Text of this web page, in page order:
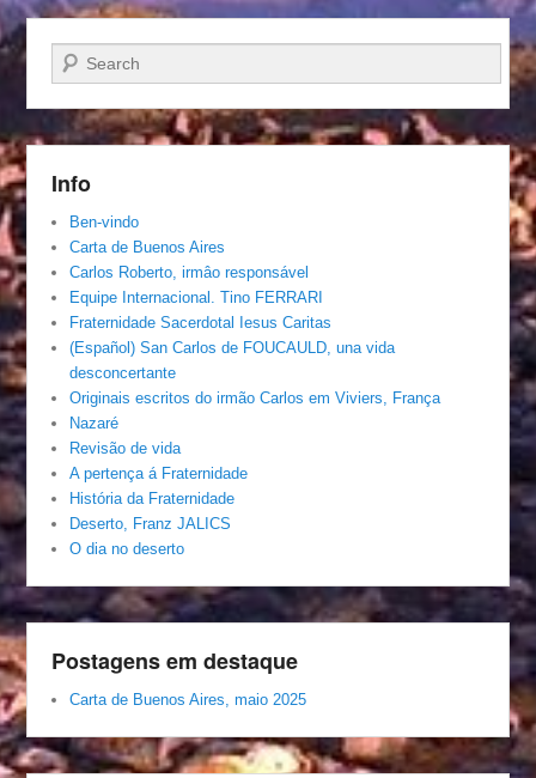
Pesquisar…
Info
Ben-vindo
Carta de Buenos Aires
Carlos Roberto, irmâo responsável
Equipe Internacional. Tino FERRARI
Fraternidade Sacerdotal Iesus Caritas
(Español) San Carlos de FOUCAULD, una vida
desconcertante
Originais escritos do irmão Carlos em Viviers, França
Nazaré
Revisão de vida
A pertença á Fraternidade
História da Fraternidade
Deserto, Franz JALICS
O dia no deserto
Postagens em destaque
Carta de Buenos Aires, maio 2025